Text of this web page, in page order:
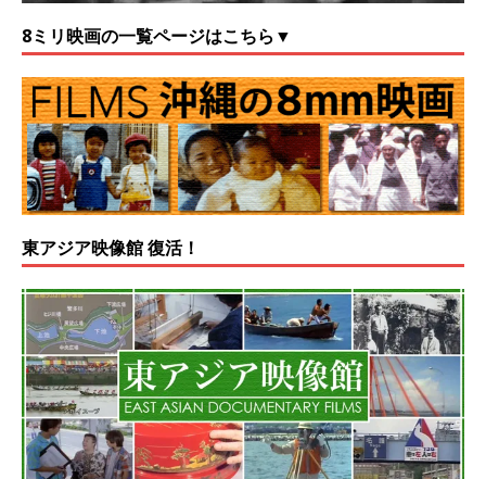
8ミリ映画の一覧ページはこちら▼
東アジア映像館 復活！